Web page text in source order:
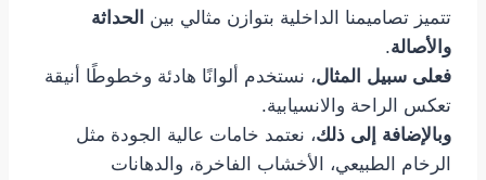
تتميز تصاميمنا الداخلية بتوازن مثالي بين الحداثة
والأصالة.
فعلى سبيل المثال، نستخدم ألوانًا هادئة وخطوطًا أنيقة
تعكس الراحة والانسيابية.
وبالإضافة إلى ذلك، نعتمد خامات عالية الجودة مثل
الرخام الطبيعي، الأخشاب الفاخرة، والدهانات